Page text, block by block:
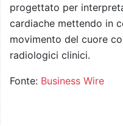
progettato per
cardiache mettendo in
movimento del cuore
radiologici clinici.
Fonte: Business Wire